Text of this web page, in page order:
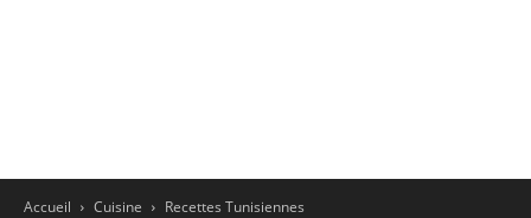
Accueil Cuisine Recettes Tunisiennes